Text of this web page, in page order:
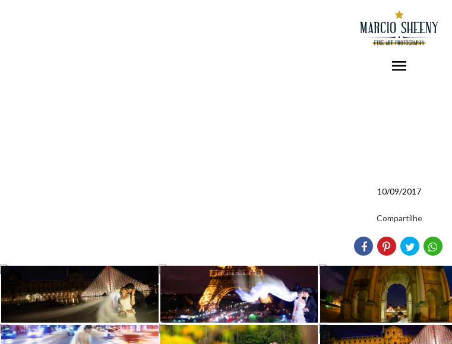
menu
10/09/2017
Compartilhe